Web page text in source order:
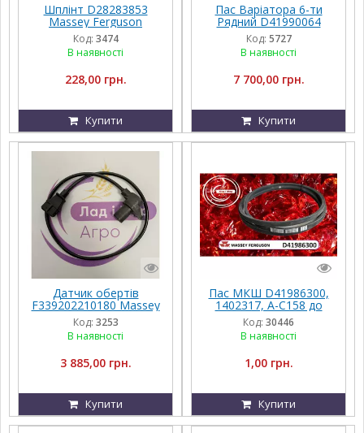
Шплінт D28283853
Massey Ferguson
Код: 3474
В наявності
228,00 грн.
Купити
Пас Варіатора 6-ти
Рядний D41990064
Massey Ferguson 6B
BP/H-3315
Код: 5727
В наявності
7 700,00 грн.
Купити
Датчик обертів
F339202210180 Massey
Ferguson
Код: 3253
В наявності
3 885,00 грн.
Купити
Пас МКШ D41986300,
1402317, A-C158 до
Massey Ferguson
Код: 30446
В наявності
1,00 грн.
Купити